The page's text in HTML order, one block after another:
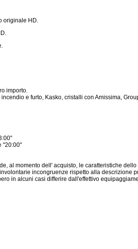
originale HD.
.
importo.
e furto, Kasko, cristalli con Amissima,
"20:00"
al momento dell' acquisto, le caratteristiche
incongruenze rispetto alla descrizione
in alcuni casi differire dall'effettivo